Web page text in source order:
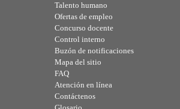
Talento humano
Ofertas de empleo
Concurso docente
Control interno
Buzón de notificaciones
Mapa del sitio
FAQ
Atención en línea
Contáctenos